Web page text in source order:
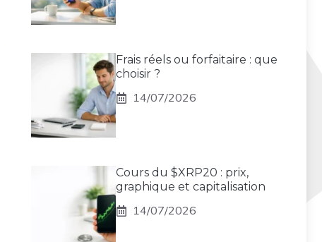
Frais réels ou forfaitaire : que
choisir ?
14/07/2026
Cours du $XRP20 : prix,
graphique et capitalisation
14/07/2026